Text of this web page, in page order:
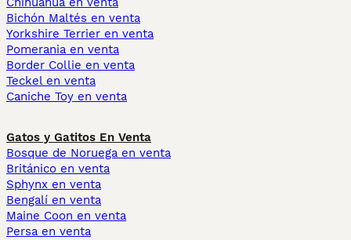
Bichón Maltés en venta
Yorkshire Terrier en venta
Pomerania en venta
Border Collie en venta
Teckel en venta
Caniche Toy en venta
Gatos y Gatitos En Venta
Bosque de Noruega en venta
Británico en venta
Sphynx en venta
Bengalí en venta
Maine Coon en venta
Persa en venta